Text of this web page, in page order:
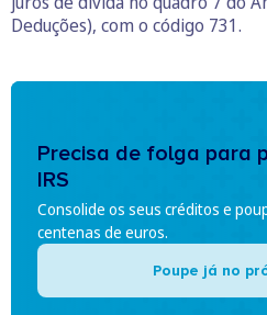
Deduções), com o código 731.
Precisa de folga para
IRS
Consolide os seus créditos e
centenas de euros.
Poupe já no